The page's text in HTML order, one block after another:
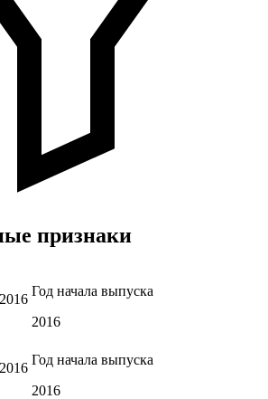
признаки
2016
Год начала выпуска
2016
2016
Год начала выпуска
2016